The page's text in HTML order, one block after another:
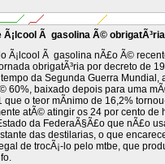
Ã¡lcool Ã gasolina Ã©
Ã¡lcool Ã gasolina nÃ£o Ã©
obrigatÃ³ria por decreto de
da Segunda Guerra Mundial,
60%, baixado depois para uma
que o teor mÃ­nimo de 16,2%
atÃ© atingir os 24 por cento de
da FederaÃ§Ã£o que nÃ£o
das destilarias, o que
de trocÃ¡-lo pelo mtbe, que